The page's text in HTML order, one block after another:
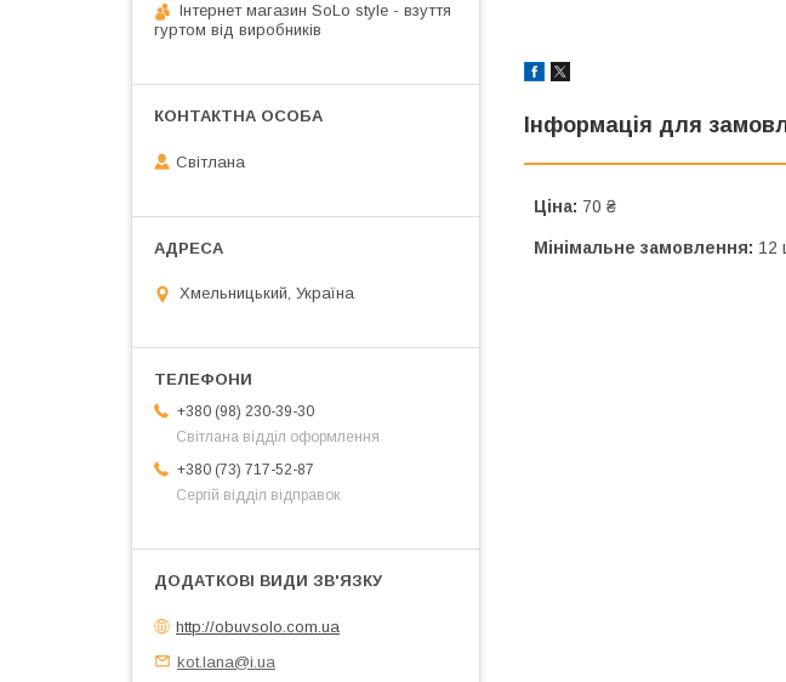
Інформація для
Ціна: 70 ₴
Мінімальне замовлення: 12
Інтернет магазин SoLo style - взуття
гуртом від виробників
Світлана
Хмельницький, Україна
+380 (98) 230-39-30
Світлана відділ оформлення
+380 (73) 717-52-87
Сергій відділ відправок
http://obuvsolo.com.ua
kot.lana@i.ua